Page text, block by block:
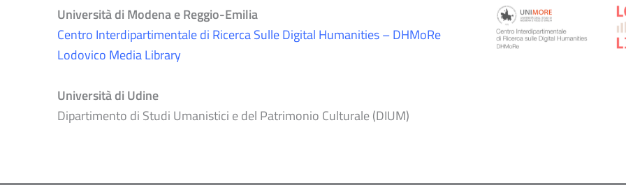
Università di Modena e Reggio-Emilia
Centro Interdipartimentale di Ricerca Sulle Digital Humanities – DHMoRe
Lodovico Media Library
Università di Udine
Dipartimento di Studi Umanistici e del Patrimonio Culturale (DIUM)